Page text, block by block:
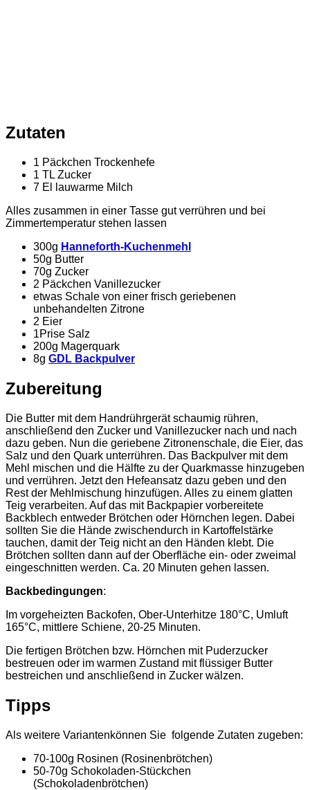
Zutaten
1 Päckchen Trockenhefe
1 TL Zucker
7 El lauwarme Milch
Alles zusammen in einer Tasse gut verrühren und bei
Zimmertemperatur stehen lassen
300g Hanneforth-Kuchenmehl
50g Butter
70g Zucker
2 Päckchen Vanillezucker
etwas Schale von einer frisch geriebenen
unbehandelten Zitrone
2 Eier
1Prise Salz
200g Magerquark
8g GDL Backpulver
Zubereitung
Die Butter mit dem Handrührgerät schaumig rühren,
anschließend den Zucker und Vanillezucker nach und nach
dazu geben. Nun die geriebene Zitronenschale, die Eier, das
Salz und den Quark unterrühren. Das Backpulver mit dem
Mehl mischen und die Hälfte zu der Quarkmasse hinzugeben
und verrühren. Jetzt den Hefeansatz dazu geben und den
Rest der Mehlmischung hinzufügen. Alles zu einem glatten
Teig verarbeiten. Auf das mit Backpapier vorbereitete
Backblech entweder Brötchen oder Hörnchen legen. Dabei
sollten Sie die Hände zwischendurch in Kartoffelstärke
tauchen, damit der Teig nicht an den Händen klebt. Die
Brötchen sollten dann auf der Oberfläche ein- oder zweimal
eingeschnitten werden. Ca. 20 Minuten gehen lassen.
Backbedingungen:
Im vorgeheizten Backofen, Ober-Unterhitze 180°C, Umluft
165°C, mittlere Schiene, 20-25 Minuten.
Die fertigen Brötchen bzw. Hörnchen mit Puderzucker
bestreuen oder im warmen Zustand mit flüssiger Butter
bestreichen und anschließend in Zucker wälzen.
Tipps
Als weitere Variantenkönnen Sie folgende Zutaten zugeben:
70-100g Rosinen (Rosinenbrötchen)
50-70g Schokoladen-Stückchen
(Schokoladenbrötchen)